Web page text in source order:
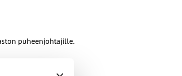
puheenjohtajille.